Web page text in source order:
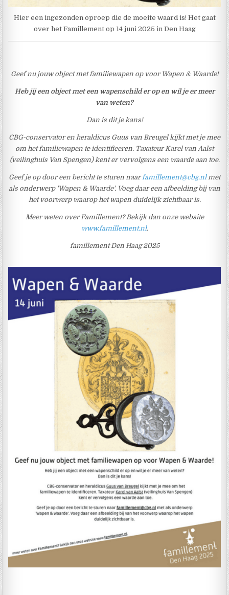
Hier een ingezonden oproep die de moeite waard is! Het gaat
over het Famillement op 14 juni 2025 in Den Haag
Geef nu jouw object met familiewapen op voor Wapen & Waarde!
Heb jij een object met een wapenschild er op en wil je er meer
van weten?
Dan is dit je kans!
CBG-conservator en heraldicus Guus van Breugel kijkt met je mee
om het familiewapen te identificeren. Taxateur Karel van Aalst
(veilinghuis Van Spengen) kent er vervolgens een waarde aan toe.
Geef je op door een bericht te sturen naarfamillement@cbg.nlmet
als onderwerp 'Wapen & Waarde'. Voeg daar een afbeelding bij van
het voorwerp waarop het wapen duidelijk zichtbaar is.
Meer weten over Famillement? Bekijk dan onze website
www.famillement.nl.
famillement Den Haag 2025